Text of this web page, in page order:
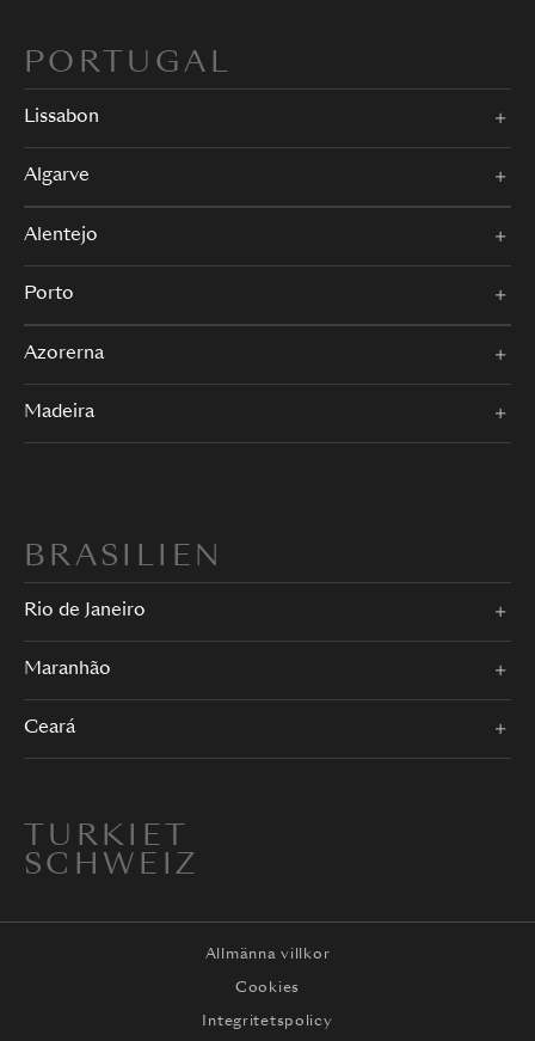
PORTUGAL
Lissabon
Algarve
Alentejo
Porto
Azorerna
Madeira
BRASILIEN
Rio de Janeiro
Maranhão
Ceará
TURKIET
SCHWEIZ
Allmänna villkor
Cookies
Integritetspolicy